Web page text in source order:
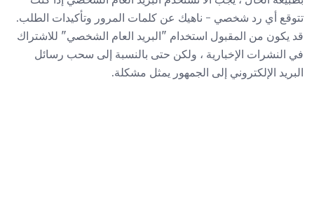
تتوقع أي رد شخصي - ناهيك عن كلمات المرور وتأكيدات الطلب.
قد يكون من المقبول استخدام "البريد العام الشخصي" للاشتراك
في النشرات الإخبارية ، ولكن حتى بالنسبة إلى سحب رسائل
البريد الإلكتروني إلى الجمهور يمثل مشكلة.